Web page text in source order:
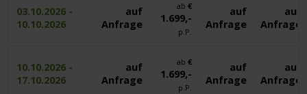
03.10.2026 -
10.10.2026
auf
Anfrage
ab€
1.699,-
p.P.
auf
Anfrage
auf
Anfrage
10.10.2026 -
17.10.2026
auf
Anfrage
ab€
1.699,-
p.P.
auf
Anfrage
auf
Anfrage